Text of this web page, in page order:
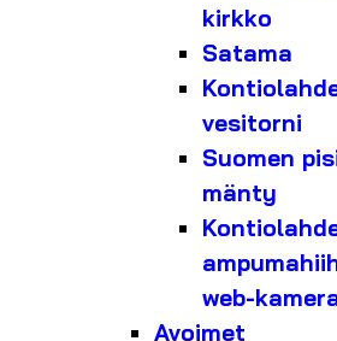
kirkko
Satama
vesitorni
Suomen
mänty
web-
Avoimet